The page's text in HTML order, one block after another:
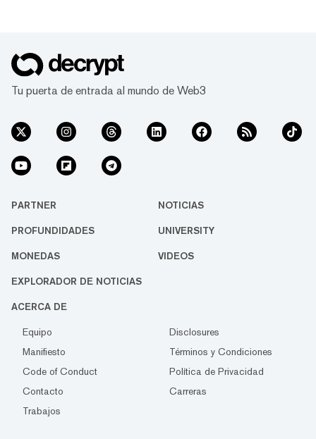
Tu puerta de entrada al mundo de Web3
PARTNER NOTICIAS
PROFUNDIDADES UNIVERSITY
MONEDAS VIDEOS
EXPLORADOR DE NOTICIAS
ACERCA DE
Equipo
Disclosures
Manifiesto
Términos y Condiciones
Code of Conduct
Política de Privacidad
Contacto
Carreras
Trabajos